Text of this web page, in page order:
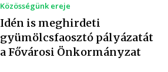
Közösségünk ereje
Idén is meghirdeti
gyümölcsfaosztó pályázatát
a Fővárosi Önkormányzat